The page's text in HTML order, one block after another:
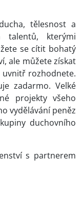
tělesnost a
talentů, kterými
se cítit bohatý
ale můžete získat
uvnitř rozhodnete.
zadarmo. Velké
projekty všeho
vydělávání peněz
duchovního
s partnerem